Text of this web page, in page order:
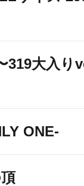
319大入り
ONE-